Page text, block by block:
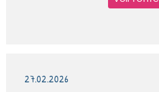
27.02.2026